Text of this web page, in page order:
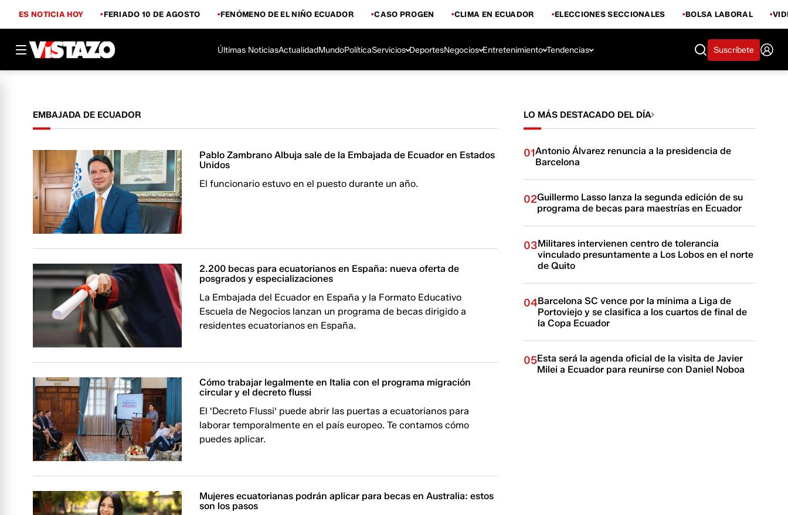
ES NOTICIA HOY FERIADO 10 DE AGOSTO FENÓMENO DE EL NIÑO ECUADOR CASO PROGEN CLIMA EN ECUADOR ELECCIONES SECCIONALES BOLSA LABORAL
Últimas NoticiasActualidadMundoPolíticaServicios DeportesNegocios Entretenimiento Tendencias Suscríbete
EMBAJADA DE ECUADOR
Pablo Zambrano Albuja sale de la Embajada de Ecuador en Estados
Unidos
El funcionario estuvo en el puesto durante un año.
2.200 becas para ecuatorianos en España: nueva oferta de
posgrados y especializaciones
La Embajada del Ecuador en España y la Formato Educativo
Escuela de Negocios lanzan un programa de becas dirigido a
residentes ecuatorianos en España.
Cómo trabajar legalmente en Italia con el programa migración
circular y el decreto flussi
El 'Decreto Flussi' puede abrir las puertas a ecuatorianos para
laborar temporalmente en el país europeo. Te contamos cómo
puedes aplicar.
Mujeres ecuatorianas podrán aplicar para becas en Australia: estos
son los pasos
LO MÁS DESTACADO DEL DÍA
01Antonio Álvarez renuncia a la presidencia de
Barcelona
02Guillermo Lasso lanza la segunda edición de su
programa de becas para maestrías en Ecuador
03Militares intervienen centro de tolerancia
vinculado presuntamente a Los Lobos en el norte
de Quito
04Barcelona SC vence por la mínima a Liga de
Portoviejo y se clasifica a los cuartos de final de
la Copa Ecuador
05Esta será la agenda oficial de la visita de Javier
Milei a Ecuador para reunirse con Daniel Noboa